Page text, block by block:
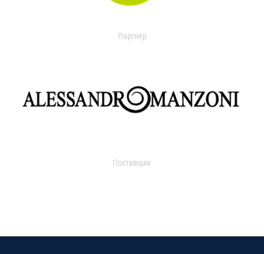
Партнер
Поставщик